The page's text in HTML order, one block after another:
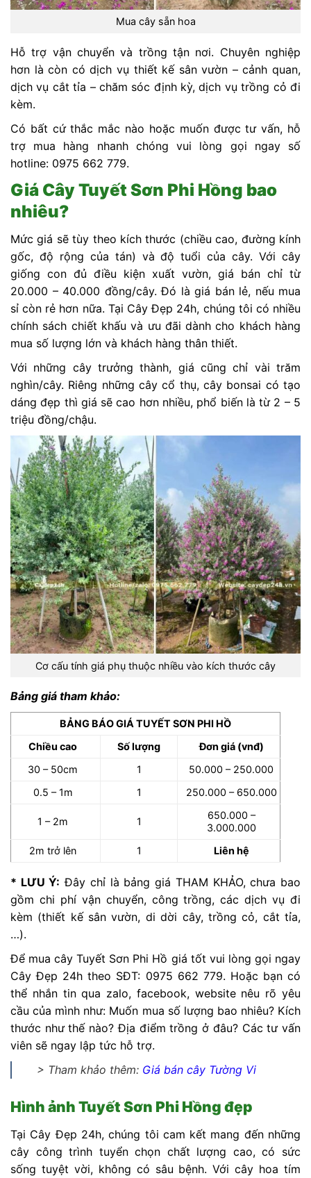
Mua cây sẵn hoa
Hỗ trợ vận chuyển và trồng tận nơi. Chuyên nghiệp
hơn là còn có dịch vụ thiết kế sân vườn – cảnh quan,
dịch vụ cắt tỉa – chăm sóc định kỳ, dịch vụ trồng cỏ đi
kèm.
Có bất cứ thắc mắc nào hoặc muốn được tư vấn, hỗ
trợ mua hàng nhanh chóng vui lòng gọi ngay số
hotline: 0975 662 779.
Giá Cây Tuyết Sơn Phi Hồng bao
nhiêu?
Mức giá sẽ tùy theo kích thước (chiều cao, đường kính
gốc, độ rộng của tán) và độ tuổi của cây. Với cây
giống con đủ điều kiện xuất vườn, giá bán chỉ từ
20.000 – 40.000 đồng/cây. Đó là giá bán lẻ, nếu mua
sỉ còn rẻ hơn nữa. Tại Cây Đẹp 24h, chúng tôi có nhiều
chính sách chiết khấu và ưu đãi dành cho khách hàng
mua số lượng lớn và khách hàng thân thiết.
Với những cây trưởng thành, giá cũng chỉ vài trăm
nghìn/cây. Riêng những cây cổ thụ, cây bonsai có tạo
dáng đẹp thì giá sẽ cao hơn nhiều, phổ biến là từ 2 – 5
triệu đồng/chậu.
Cơ cấu tính giá phụ thuộc nhiều vào kích thước cây
Bảng giá tham khảo:
BẢNG BÁO GIÁ TUYẾT SƠN PHI HỒ
Chiều cao
Số lượng
Đơn giá (vnđ)
30 – 50cm
1
50.000 – 250.000
0.5 – 1m
1 250.000 – 650.000
1 – 2m 1
650.000 –
3.000.000
2m trở lên
1 Liên hệ
* LƯU Ý: Đây chỉ là bảng giá THAM KHẢO, chưa bao
gồm chi phí vận chuyển, công trồng, các dịch vụ đi
kèm (thiết kế sân vườn, di dời cây, trồng cỏ, cắt tỉa,
…).
Để mua cây Tuyết Sơn Phi Hồ giá tốt vui lòng gọi ngay
Cây Đẹp 24h theo SĐT: 0975 662 779. Hoặc bạn có
thể nhắn tin qua zalo, facebook, website nêu rõ yêu
cầu của mình như: Muốn mua số lượng bao nhiêu? Kích
thước như thế nào? Địa điểm trồng ở đâu? Các tư vấn
viên sẽ ngay lập tức hỗ trợ.
> Tham khảo thêm: Giá bán cây Tường Vi
Hình ảnh Tuyết Sơn Phi Hồng đẹp
Tại Cây Đẹp 24h, chúng tôi cam kết mang đến những
cây công trình tuyển chọn chất lượng cao, có sức
sống tuyệt vời, không có sâu bệnh. Với cây hoa tím